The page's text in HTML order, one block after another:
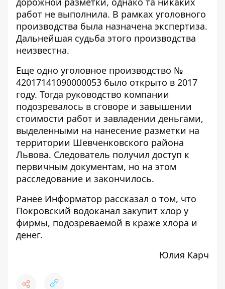
работ не выполнила. В рамках уголовного
производства была назначена экспертиза.
Дальнейшая судьба этого производства
неизвестна.
Еще одно уголовное производство №
42017141090000053 было открыто в 2017
году. Тогда руководство компании
подозревалось в сговоре и завышении
стоимости работ и завладении деньгами,
выделенными на нанесение разметки на
территории Шевченковского района
Львова. Следователь получил доступ к
первичным документам, но на этом
расследование и закончилось.
Ранее Информатор рассказал о том, что
Покровский водоканал закупит хлор у
фирмы, подозреваемой в краже хлора и
денег.
Юлия Карч